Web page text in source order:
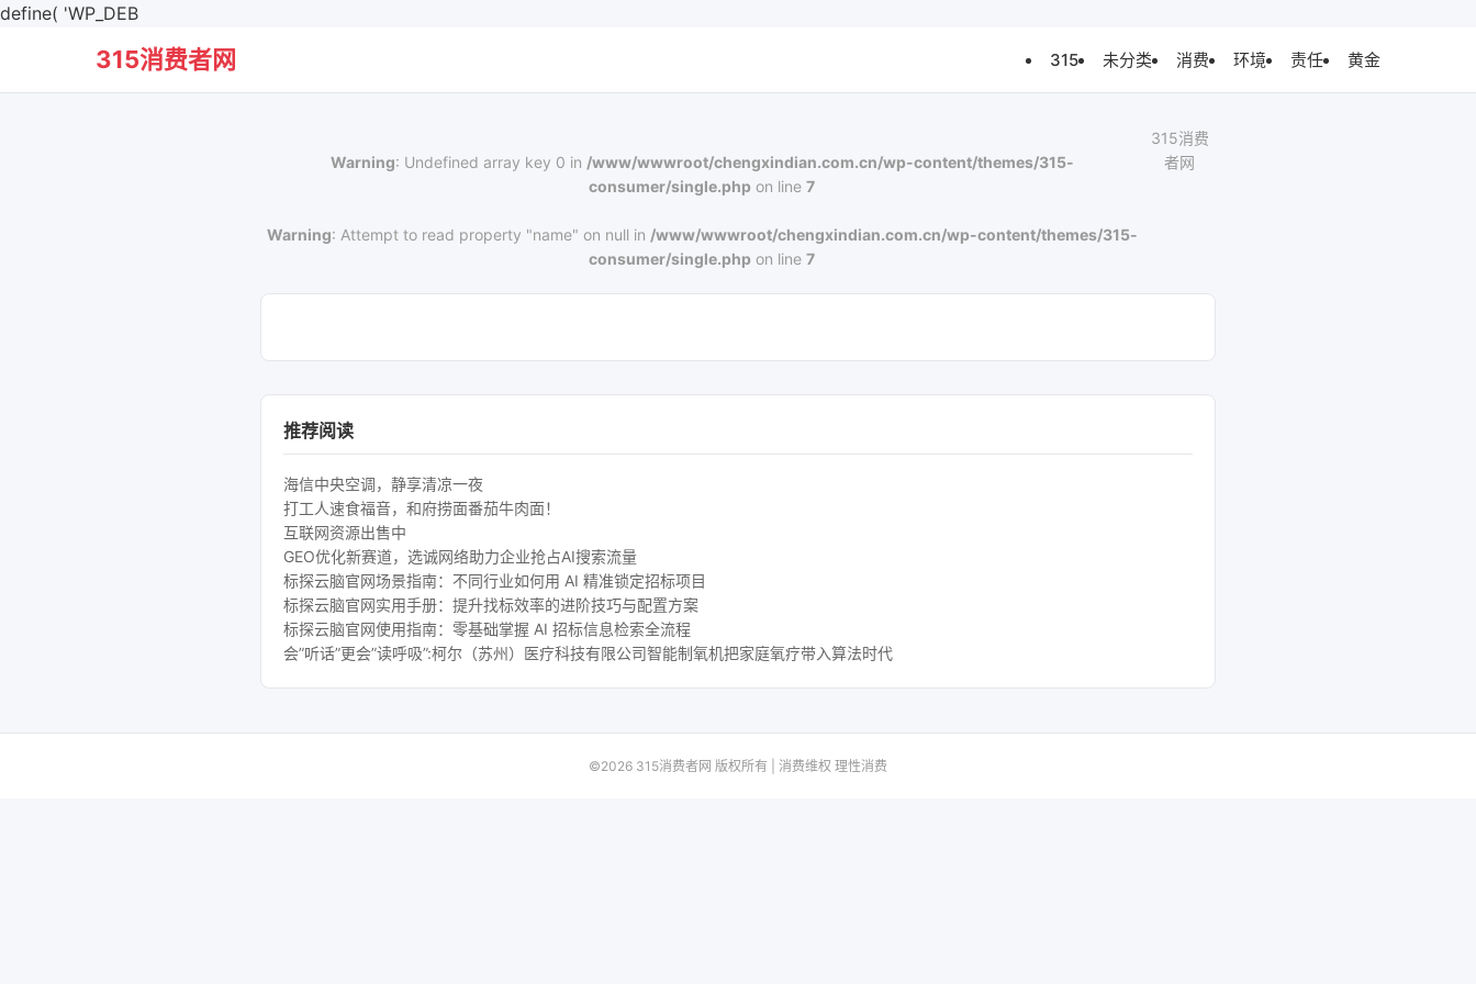
define( 'WP_DEB
315消费者网 315 未分类 消费 环境 责任 黄金
Warning: Undefined array key 0 in /www/wwwroot/chengxindian.com.cn/wp-content/themes/315-
consumer/single.php on line7
Warning: Attempt to read property "name" on null in /www/wwwroot/chengxindian.com.cn/wp-content/themes/315-
consumer/single.php on line7
315消费
者网
推荐阅读
海信中央空调，静享清凉一夜
打工人速食福音，和府捞面番茄牛肉面！
互联网资源出售中
GEO优化新赛道，选诚网络助力企业抢占AI搜索流量
标探云脑官网场景指南：不同行业如何用 AI 精准锁定招标项目
标探云脑官网实用手册：提升找标效率的进阶技巧与配置方案
标探云脑官网使用指南：零基础掌握 AI 招标信息检索全流程
会”听话”更会”读呼吸”:柯尔（苏州）医疗科技有限公司智能制氧机把家庭氧疗带入算法时代
©2026 315消费者网 版权所有 | 消费维权 理性消费